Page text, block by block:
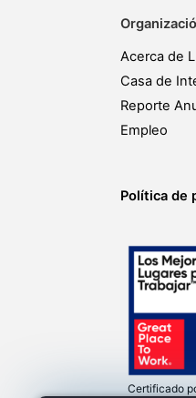
Acerca de
Casa de
Reporte
Empleo
Política de
Certificado